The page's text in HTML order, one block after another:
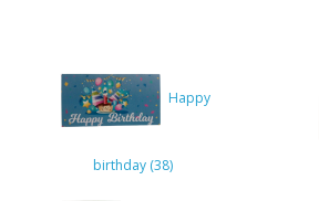
Happy
birthday (38)